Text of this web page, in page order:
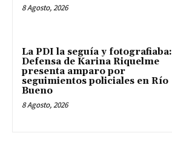
8 Agosto, 2026
La PDI la seguía y fotografiaba:
Defensa de Karina Riquelme
presenta amparo por
seguimientos policiales en Río
Bueno
8 Agosto, 2026